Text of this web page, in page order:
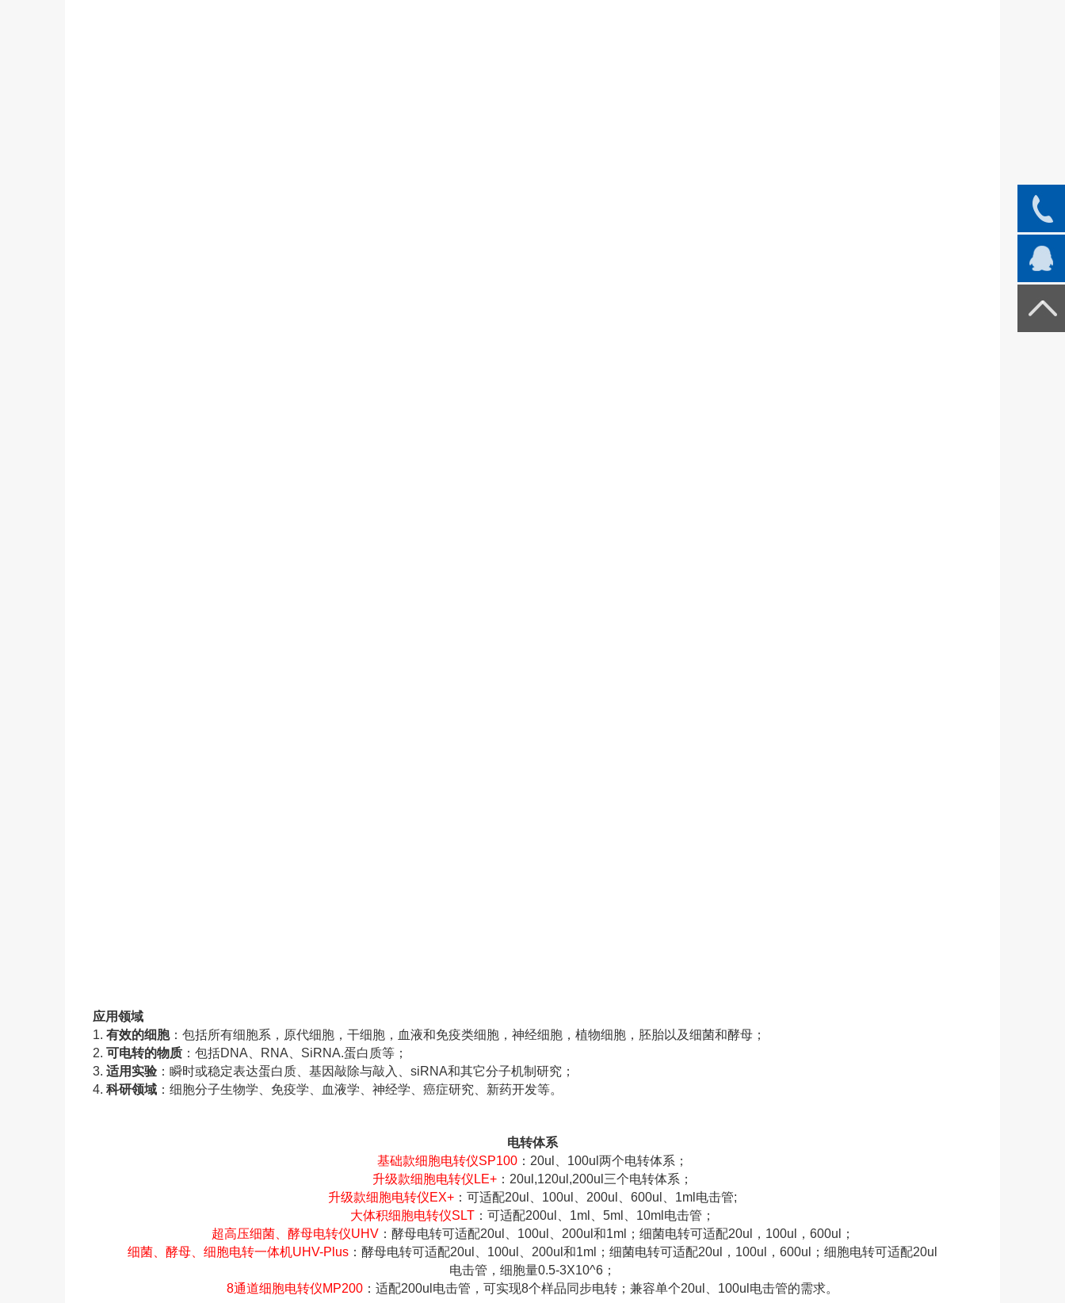
应用领域
1. 有效的细胞：包括所有细胞系，原代细胞，干细胞，血液和免疫类细胞，神经细胞，植物细胞，胚胎以及细菌和酵母；
2. 可电转的物质 ：包括DNA、RNA、SiRNA.蛋白质等；
3. 适用实验 ：瞬时或稳定表达蛋白质、基因敲除与敲入、siRNA和其它分子机制研究；
4. 科研领域 ：细胞分子生物学、免疫学、血液学、神经学、癌症研究、新药开发等。
电转体系
基础款细胞电转仪SP100 ：20ul、100ul两个电转体系；
升级款细胞电转仪LE+ ：20ul,120ul,200ul三个电转体系；
升级款细胞电转仪EX+ ：可适配20ul、100ul、200ul、600ul、1ml电击管;
大体积细胞电转仪SLT ：可适配200ul、1ml、5ml、10ml电击管；
超高压细菌、酵母电转仪UHV：酵母电转可适配20ul、100ul、200ul和1ml；细菌电转可适配20ul，100ul，600ul；
细菌、酵母、细胞电转一体机UHV-Plus ：酵母电转可适配20ul、100ul、200ul和1ml；细菌电转可适配20ul，100ul，600ul；细胞电转可适配20ul
电击管，细胞量0.5-3X10^6；
8通道细胞电转仪MP200 ：适配200ul电击管，可实现8个样品同步电转；兼容单个20ul、100ul电击管的需求。